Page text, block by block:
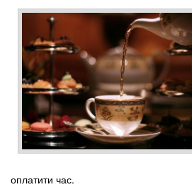
оплатити час.